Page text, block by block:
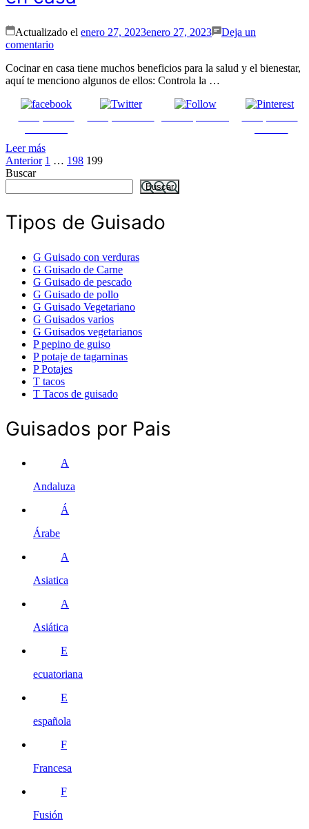
Actualizado el enero 27, 2023enero 27, 2023
Deja un
comentarioen
Beneficios
de
en
casa
Cocinar en casa tiene muchos beneficios para la salud y el bienestar,
aquí te menciono algunos de ellos: Controla la …
Leer más
Paginación
de
entradas
Anterior Página
1 … Página
198 Página
199
Buscar
Buscar
Tipos de Guisado
G Guisado con verduras
G Guisado de Carne
G Guisado de pescado
G Guisado de pollo
G Guisado Vegetariano
G Guisados varios
G Guisados vegetarianos
P pepino de guiso
P potaje de tagarninas
P Potajes
T tacos
T Tacos de guisado
Guisados por Pais
A
Andaluza
Á
Árabe
A
Asiatica
A
Asiática
E
ecuatoriana
E
española
F
Francesa
F
Fusión